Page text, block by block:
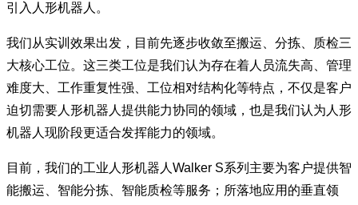
引入人形机器人。
我们从实训效果出发，目前先逐步收敛至搬运、分拣、质检三
大核心工位。这三类工位是我们认为存在着人员流失高、管理
难度大、工作重复性强、工位相对结构化等特点，不仅是客户
迫切需要人形机器人提供能力协同的领域，也是我们认为人形
机器人现阶段更适合发挥能力的领域。
目前，我们的工业人形机器人Walker S系列主要为客户提供智
能搬运、智能分拣、智能质检等服务；所落地应用的垂直领